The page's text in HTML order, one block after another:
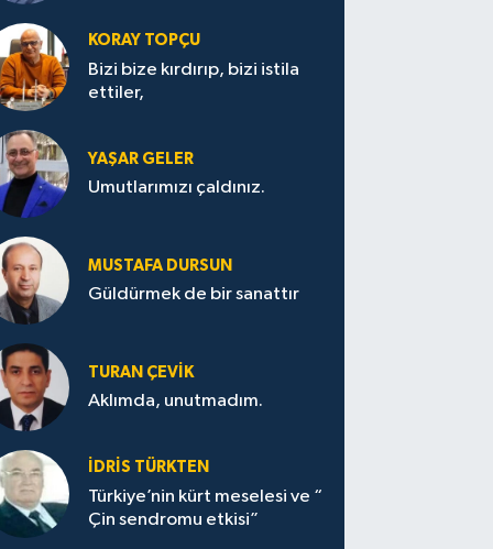
KORAY TOPÇU
Bizi bize kırdırıp, bizi istila
ettiler,
YAŞAR GELER
Umutlarımızı çaldınız.
MUSTAFA DURSUN
Güldürmek de bir sanattır
TURAN ÇEVİK
Aklımda, unutmadım.
İDRİS TÜRKTEN
Türkiye’nin kürt meselesi ve “
Çin sendromu etkisi”